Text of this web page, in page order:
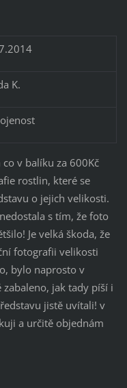
K.
v balíku za 600Kč
rostlin, které se
o jejich velikosti.
s tím, že foto
Je velká škoda, že
fotografii velikosti
bylo naprosto v
jak tady píší i
jistě uvítali! v
a určitě objednám